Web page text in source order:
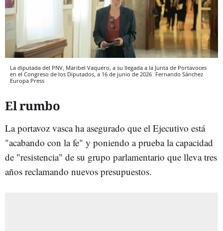
La diputada del PNV, Maribel Vaquero, a su llegada a la Junta de Portavoces
en el Congreso de los Diputados, a 16 de junio de 2026 Fernando Sánchez
Europa Press
El rumbo
La portavoz vasca ha asegurado que el Ejecutivo está
"acabando con la fe" y poniendo a prueba la capacidad
de "resistencia" de su grupo parlamentario que lleva tres
años reclamando nuevos presupuestos.